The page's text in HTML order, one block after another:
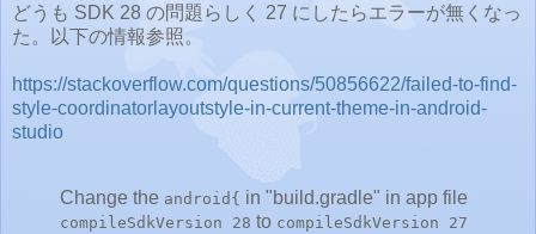
どうも SDK 28 の問題らしく 27 にしたらエラーが無くなっ
た。以下の情報参照。
https://stackoverflow.com/questions/50856622/failed-to-find-
style-coordinatorlayoutstyle-in-current-theme-in-android-
studio
Change the android{ in "build.gradle" in app file
compileSdkVersion 28 to compileSdkVersion 27